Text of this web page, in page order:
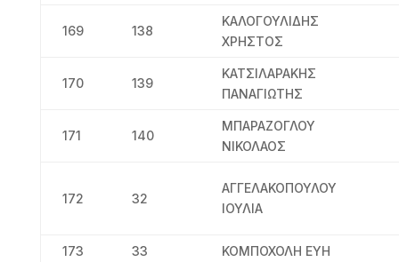
169 138
ΚΑΛΟΓΟΥΛΙΔΗΣ
ΧΡΗΣΤΟΣ
170 139
ΚΑΤΣΙΛΑΡΑΚΗΣ
ΠΑΝΑΓΙΩΤΗΣ
171 140
ΜΠΑΡΑΖΟΓΛΟΥ
ΝΙΚΟΛΑΟΣ
172 32
ΑΓΓΕΛΑΚΟΠΟΥΛΟΥ
ΙΟΥΛΙΑ
173 33 ΚΟΜΠΟΧΟΛΗ ΕΥΗ